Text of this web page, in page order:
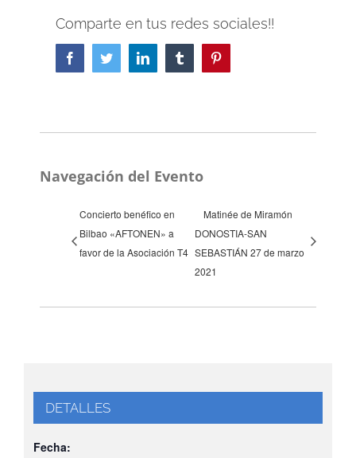
Comparte en tus redes sociales!!
FacebookTwitterLinkedIn Tumblr
Navegación del Evento
Concierto benéfico en
Bilbao «AFTONEN» a
favor de la Asociación T4
Matinée de Miramón
DONOSTIA-SAN
SEBASTIÁN 27 de marzo
2021
DETALLES
Fecha: